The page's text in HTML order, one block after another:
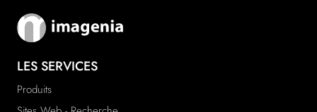
LES SERVICES
Produits